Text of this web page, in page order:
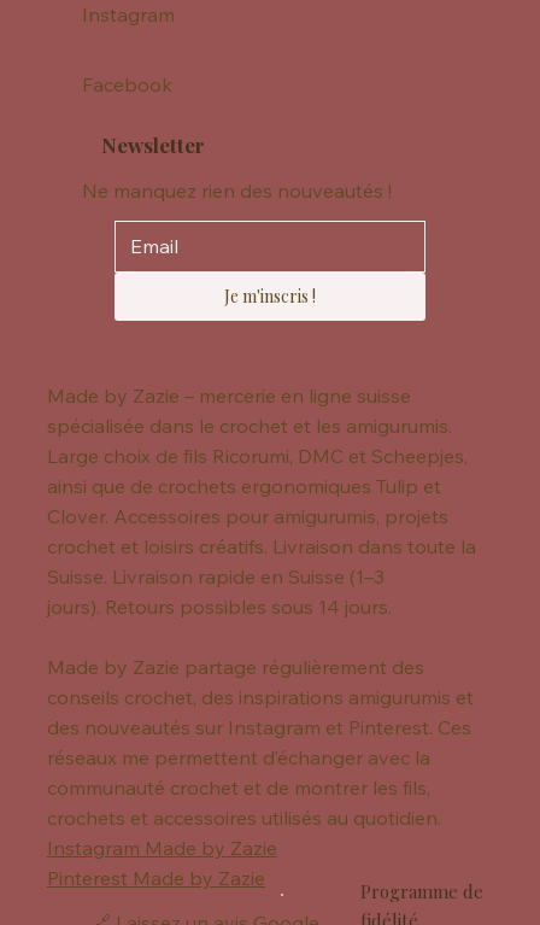
Instagram
Facebook
Newsletter
Ne manquez rien des nouveautés !
Je m'inscris !
Made by Zazie – mercerie en ligne suisse
spécialisée dans le crochet et les amigurumis.
Large choix de fils Ricorumi, DMC et Scheepjes,
ainsi que de crochets ergonomiques Tulip et
Clover. Accessoires pour amigurumis, projets
crochet et loisirs créatifs. Livraison dans toute la
Suisse. Livraison rapide en Suisse (1–3
jours). Retours possibles sous 14 jours.
Made by Zazie partage régulièrement des
conseils crochet, des inspirations amigurumis et
des nouveautés sur Instagram et Pinterest. Ces
réseaux me permettent d’échanger avec la
communauté crochet et de montrer les fils,
crochets et accessoires utilisés au quotidien.
Instagram Made by Zazie
Pinterest Made by Zazie
Programme de
fidélité